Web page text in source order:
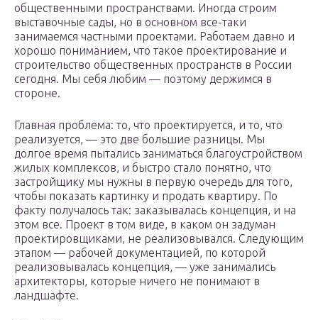
общественными пространствами. Иногда строим
выставочные сады, но в основном все-таки
занимаемся частными проектами. Работаем давно и
хорошо пониманием, что такое проектирование и
строительство общественных пространств в России
сегодня. Мы себя любим — поэтому держимся в
стороне.
Главная проблема: то, что проектируется, и то, что
реализуется, — это две большие разницы. Мы
долгое время пытались заниматься благоустройством
жилых комплексов, и быстро стало понятно, что
застройщику мы нужны в первую очередь для того,
чтобы показать картинку и продать квартиру. По
факту получалось так: заказывалась концепция, и на
этом все. Проект в том виде, в каком он задуман
проектировщиками, не реализовывался. Следующим
этапом — рабочей документацией, по которой
реализовывалась концепция, — уже занимались
архитекторы, которые ничего не понимают в
ландшафте.